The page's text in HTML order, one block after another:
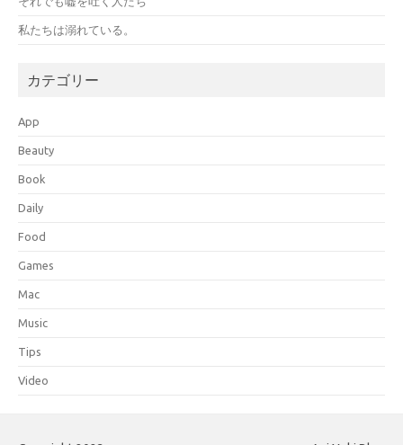
私たちは溺れている。
カテゴリー
App
Beauty
Book
Daily
Food
Games
Mac
Music
Tips
Video